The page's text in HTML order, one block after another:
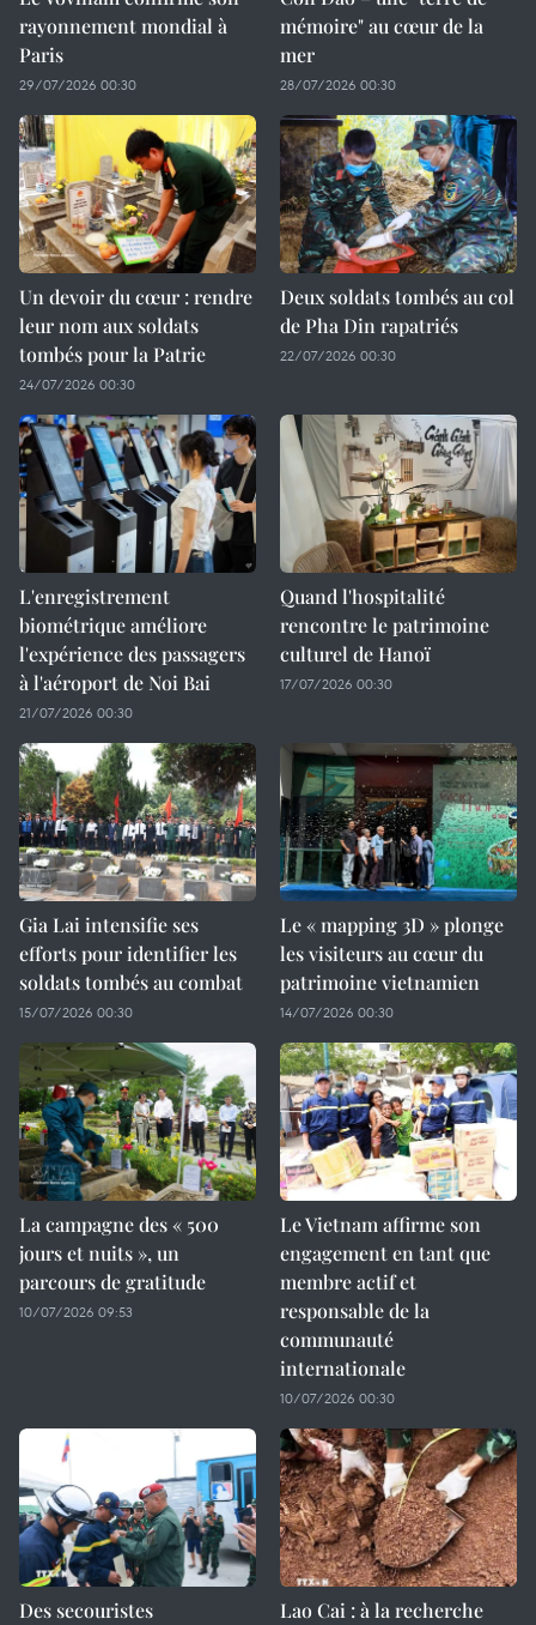
rayonnement mondial à
Paris
29/07/2026 00:30
mémoire" au cœur de la
mer
28/07/2026 00:30
Un devoir du cœur : rendre
leur nom aux soldats
tombés pour la Patrie
24/07/2026 00:30
Deux soldats tombés au col
de Pha Din rapatriés
22/07/2026 00:30
L'enregistrement
biométrique améliore
l'expérience des passagers
à l'aéroport de Noi Bai
21/07/2026 00:30
Quand l'hospitalité
rencontre le patrimoine
culturel de Hanoï
17/07/2026 00:30
Gia Lai intensifie ses
efforts pour identifier les
soldats tombés au combat
15/07/2026 00:30
Le « mapping 3D » plonge
les visiteurs au cœur du
patrimoine vietnamien
14/07/2026 00:30
La campagne des « 500
jours et nuits », un
parcours de gratitude
10/07/2026 09:53
Le Vietnam affirme son
engagement en tant que
membre actif et
responsable de la
communauté
internationale
10/07/2026 00:30
Des secouristes
Lao Cai : à la recherche